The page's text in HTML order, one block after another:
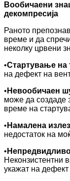
Вообичаени
декомпресија
Раното
време и да
неколку црвени
•Стартување на
на дефект на
• Невообичаен
може да создаде
време на
• Намалена
недостаток на
•
Неконзистентни
укажат на дефект